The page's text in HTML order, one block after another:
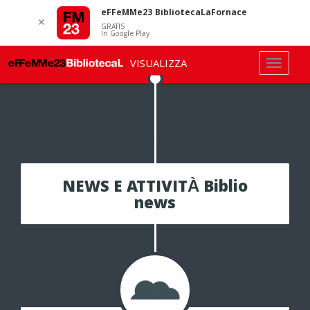
NEWS E ATTIVITÀ Biblio
news
✕
eFFeMMe23 BibliotecaLaFornace
GRATIS
In Google Play
VISUALIZZA